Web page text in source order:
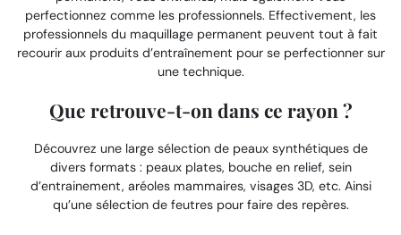
perfectionnez comme les professionnels. Effectivement, les
professionnels du maquillage permanent peuvent tout à fait
recourir aux produits d’entraînement pour se perfectionner sur
une technique.
Que retrouve-t-on dans ce rayon ?
Découvrez une large sélection de peaux synthétiques de
divers formats : peaux plates, bouche en relief, sein
d’entrainement, aréoles mammaires, visages 3D, etc. Ainsi
qu’une sélection de feutres pour faire des repères.